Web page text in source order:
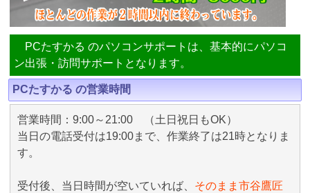
PCたすかる のパソコンサポートは、基本的にパソコ
ン出張・訪問サポートとなります。
PCたすかる の営業時間
営業時間：9:00～21:00 （土日祝日もOK）
当日の電話受付は19:00まで、作業終了は21時となりま
す。
受付後、当日時間が空いていれば、 そのまま市谷鷹匠